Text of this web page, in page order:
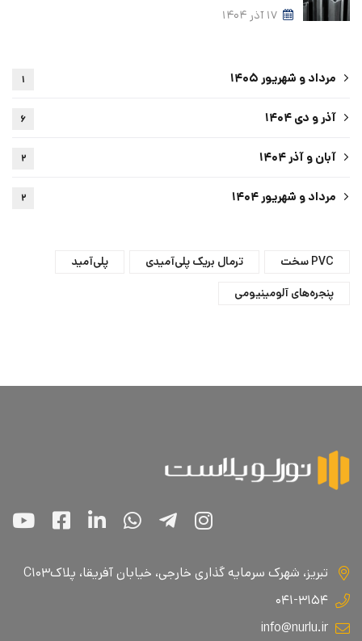
۱۷ آذر ۱۴۰۴
مرداد و شهریور ۱۴۰۵ ۱
آذر و دی ۱۴۰۴ ۶
آبان و آذر ۱۴۰۴ ۲
مرداد و شهریور ۱۴۰۴ ۲
PVC سخت ترمال بریک پلی‌آمیدی
پلی‌آمید
پنجره‌های آلومینیومی
تبریز، شهرک سرمایه گذاری خارجی، خیابان آفریقا، پلاکC۱۰۳
۰۴۱-۳۱۵۴
info@nurlu.ir